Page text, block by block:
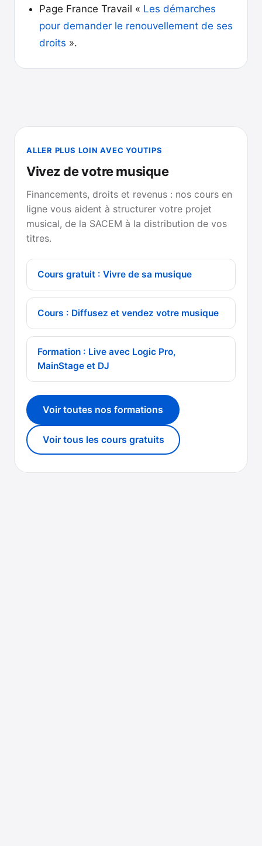
Page France Travail « Les démarches
pour demander le renouvellement de ses
droits ».
ALLER PLUS LOIN AVEC YOUTIPS
Vivez de votre musique
Financements, droits et revenus : nos cours en
ligne vous aident à structurer votre projet
musical, de la SACEM à la distribution de vos
titres.
Cours gratuit : Vivre de sa musique
Cours : Diffusez et vendez votre musique
Formation : Live avec Logic Pro,
MainStage et DJ
Voir toutes nos formations
Voir tous les cours gratuits